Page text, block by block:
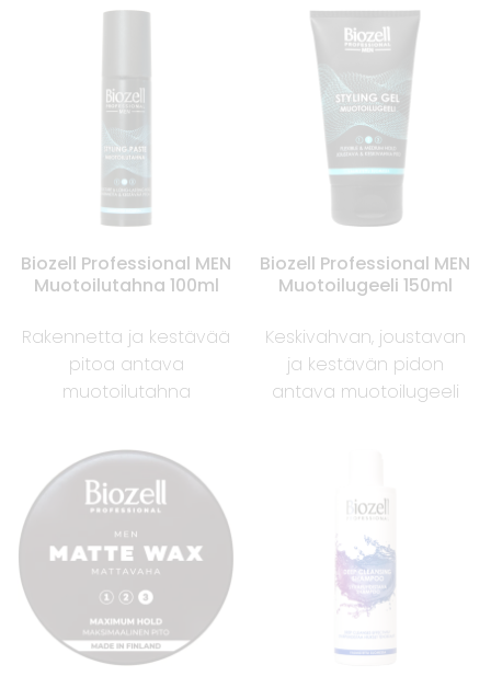
Biozell Professional MEN
Muotoilutahna 100ml
Rakennetta ja kestävää
pitoa antava
muotoilutahna
Biozell Professional MEN
Muotoilugeeli 150ml
Keskivahvan, joustavan
ja kestävän pidon
antava muotoilugeeli